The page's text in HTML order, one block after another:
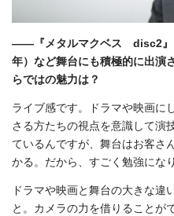
――『メタルマクベス disc2』
年）など舞台にも積極的に出演
らではの魅力は？
ライブ感です。ドラマや映画に
さる方たちの視点を意識して演
ているんですが、舞台はお客さ
かる。だから、すごく勉強にな
ドラマや映画と舞台の大きな違
と。カメラの力を借りることが